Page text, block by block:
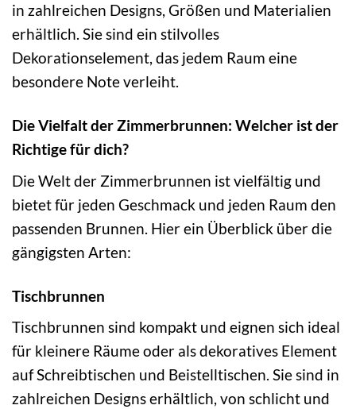
in zahlreichen Designs, Größen und Materialien
erhältlich. Sie sind ein stilvolles
Dekorationselement, das jedem Raum eine
besondere Note verleiht.
Die Vielfalt der Zimmerbrunnen: Welcher ist der
Richtige für dich?
Die Welt der Zimmerbrunnen ist vielfältig und
bietet für jeden Geschmack und jeden Raum den
passenden Brunnen. Hier ein Überblick über die
gängigsten Arten:
Tischbrunnen
Tischbrunnen sind kompakt und eignen sich ideal
für kleinere Räume oder als dekoratives Element
auf Schreibtischen und Beistelltischen. Sie sind in
zahlreichen Designs erhältlich, von schlicht und